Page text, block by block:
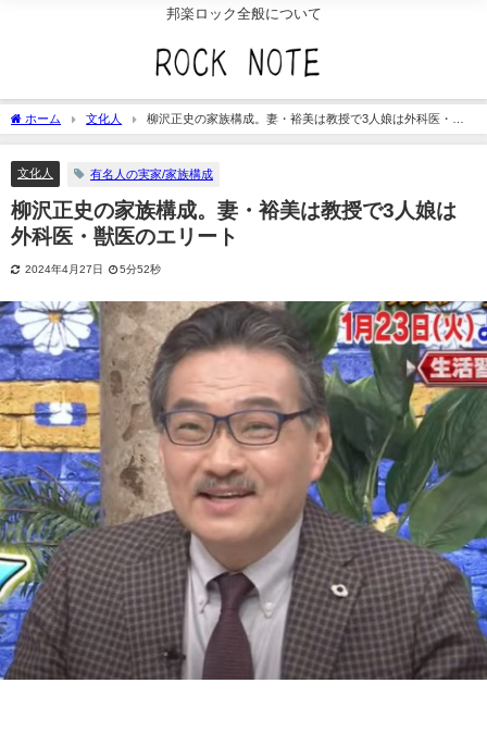
邦楽ロック全般について
ホーム 文化人
柳沢正史の家族構成。妻・裕美は教授で3人娘は外科医・獣
医のエリート
文化人 有名人の実家/家族構成
柳沢正史の家族構成。妻・裕美は教授で3人娘は
外科医・獣医のエリート
2024年4月27日 5分52秒